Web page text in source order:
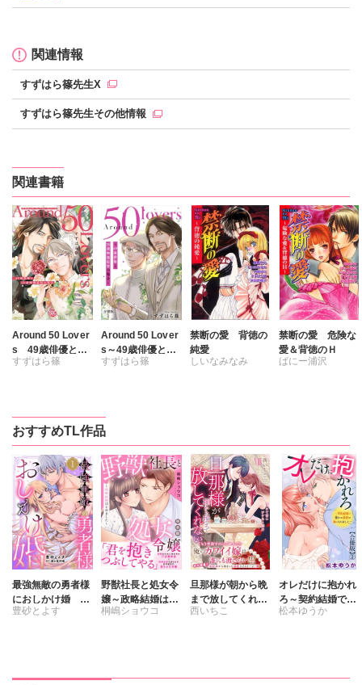
関連情報
すずはら篠先生X
すずはら篠先生その他情報
関連書籍
Around 50 Lover
s 49歳俳優と50
歳映像監督の場合
すずはら篠
Around 50 Lover
s～49歳俳優と50
歳映像監督の場合
すずはら篠
禁断の愛 背徳の
純愛
しいなみなみ
禁断の愛 危険な
愛＆背徳のＨ
ばにー浦沢
おすすめTL作品
最強無敵の勇者様
におしかけ婚 義
実家に搾取されて
豊砂とよす
野獣社長と処女令
嬢～政略結婚はじ
めました～【完全
桐嶋ショウコ
旦那様が朝から晩
まで放してくれな
いⅧ エッチで甘い
西いちこ
オレだけに抱かれ
ろ～契約結婚で憧
れの教授の妻にな
松本ゆうか